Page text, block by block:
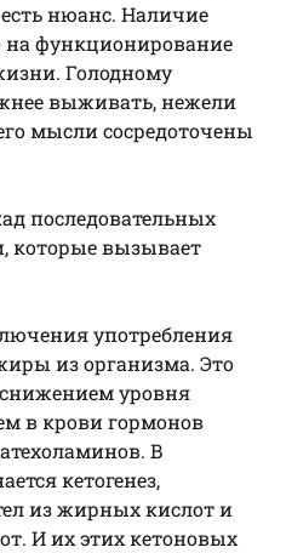
нюанс. Наличие
функционирование
Голодному
выживать, нежели
мысли сосредоточены
последовательных
которые вызывает
употребления
из организма. Это
уровня
в крови гормонов
В
кетогенез,
из жирных кислот и
И их этих кетоновых